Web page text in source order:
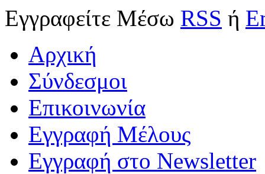
Εγγραφείτε Μέσω RSS ή
Αρχική
Σύνδεσμοι
Επικοινωνία
Εγγραφή Μέλους
Εγγραφή στο Newsletter